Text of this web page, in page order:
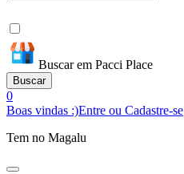
Buscar em Pacci Place
Buscar
0
Boas vindas :)Entre ou Cadastre-se
Tem no Magalu